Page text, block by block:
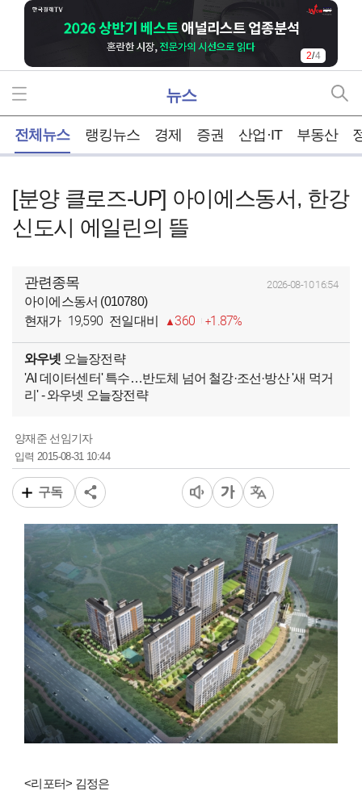
2/4
뉴스
전체뉴스 랭킹뉴스 경제 증권 산업·IT 부동산
[분양 클로즈-UP] 아이에스동서, 한강
신도시 에일린의 뜰
관련종목 2026-08-10 16:54
아이에스동서 (010780)
현재가 19,590 전일대비 360 1.87%
와우넷 오늘장전략
'AI 데이터센터' 특수…반도체 넘어 철강·조선·방산 '새 먹거
리' - 와우넷 오늘장전략
양재준 선임기자
입력2015-08-31 10:44
구독
<리포터> 김정은